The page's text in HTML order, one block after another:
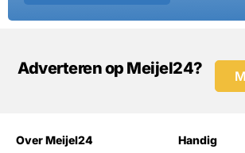
Adverteren op Meijel24?
Over Meijel24 Handig